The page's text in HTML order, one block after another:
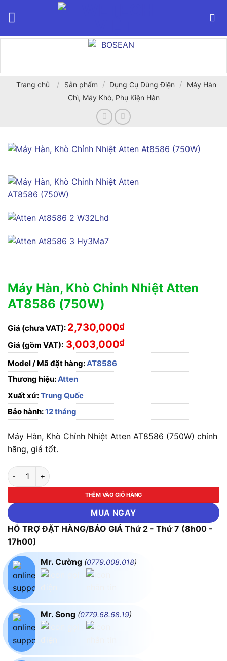
Trang chủ / Sản phẩm / Dụng Cụ Dùng Điện /
Máy Hàn
Chì, Máy Khò, Phụ Kiện Hàn
Máy Hàn, Khò Chỉnh Nhiệt Atten
AT8586 (750W)
Giá (chưa VAT): 2,730,000₫
Giá (gồm VAT): 3,003,000₫
Model / Mã đặt hàng:AT8586
Thương hiệu:Atten
Xuất xứ:Trung Quốc
Bảo hành:12 tháng
Máy Hàn, Khò Chỉnh Nhiệt Atten AT8586 (750W) chính
hãng, giá tốt.
Máy Hàn, Khò Chỉnh Nhiệt Atten AT8586 (750W) số lượng
THÊM VÀO GIỎ HÀNG
MUA NGAY
HỖ TRỢ ĐẶT HÀNG/BÁO GIÁ Thứ 2 - Thứ 7 (8h00 -
17h00)
Mr. Cường (0779.008.018)
Mr. Song (0779.68.68.19)